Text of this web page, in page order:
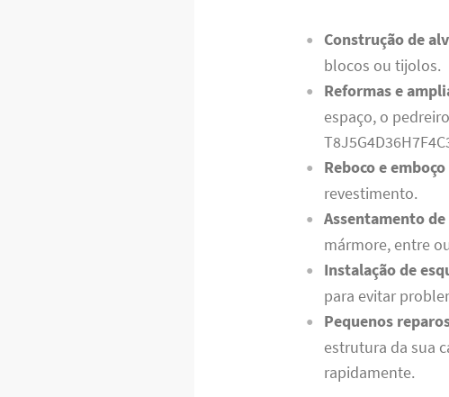
Construção de
blocos ou tijolos.
Reformas e
espaço, o
Reboco e emboço
revestimento.
Assentamento
mármore, entre
Instalação de
para evitar
Pequenos
estrutura da sua
rapidamente.